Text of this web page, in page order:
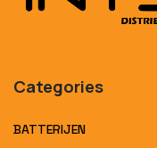
Categories
BATTERIJEN